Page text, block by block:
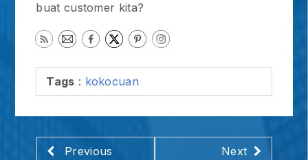
buat customer kita?
Tags : kokocuan
Previous Next